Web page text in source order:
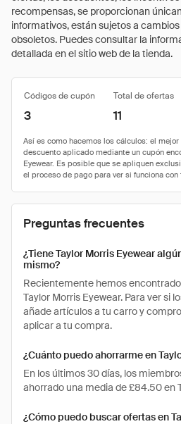
recompensas, se proporcionan
informativos, están sujetos a
obsoletos. Puedes consultar la
detallada en el sitio web de la tienda.
Códigos de cupón Total de ofertas
3 11
Preguntas frecuentes
¿Tiene Taylor Morris Eyewear
mismo?
Recientemente hemos
Taylor Morris Eyewear. Para ver si
añade artículos a tu carro y
aplicar a tu compra.
¿Cuánto puedo ahorrarme en
En los últimos 30 días, los
ahorrado una media de £84.50 en
¿Cómo puedo buscar ofertas en